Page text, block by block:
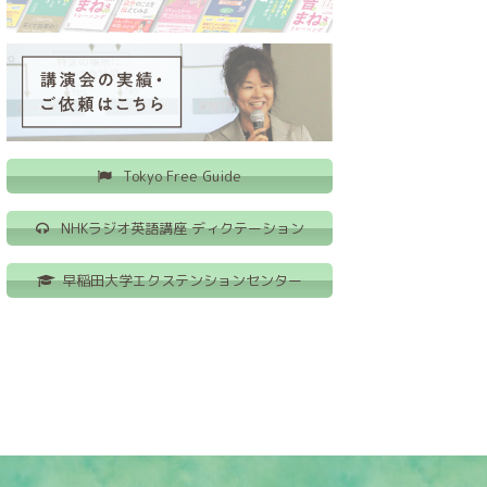
Tokyo Free Guide
NHKラジオ英語講座 ディクテーション
早稲田大学エクステンションセンター